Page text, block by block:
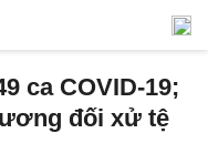
ca COVID-19;
đối xử tệ